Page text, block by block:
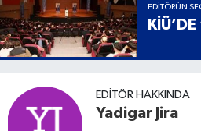
EDITÖRÜN
EDITÖR HAKKINDA
Yadigar Jira